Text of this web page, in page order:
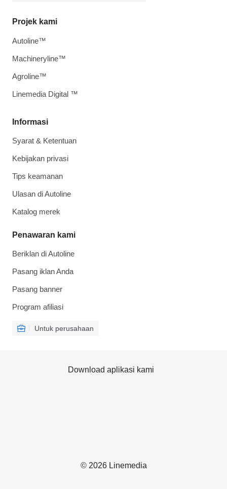
Informasi
Syarat & Ketentuan
Kebijakan privasi
Tips keamanan
Ulasan di Autoline
Katalog merek
Penawaran kami
Beriklan di Autoline
Pasang iklan Anda
Pasang banner
Program afiliasi
Untuk perusahaan
Projek kami
Autoline™
Machineryline™
Agroline™
Linemedia Digital ™
© 2026 Linemedia
Download aplikasi kami